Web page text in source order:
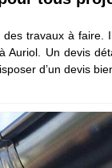
travaux à
Un devis
d’un devis